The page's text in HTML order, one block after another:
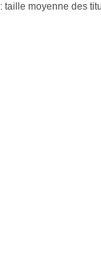
: taille moyenne des